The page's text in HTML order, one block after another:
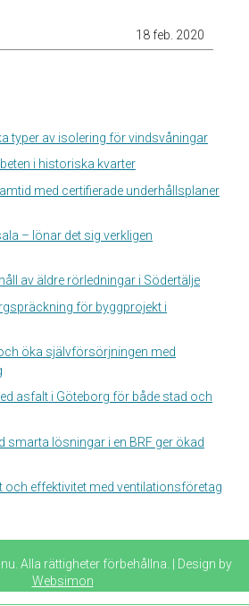
18 feb. 2020
typer av isolering för vindsvåningar
i historiska kvarter
med certifierade underhållsplaner
– lönar det sig verkligen
av äldre rörledningar i Södertälje
för byggprojekt i
öka självförsörjningen med
asfalt i Göteborg för både stad och
smarta lösningar i en BRF ger ökad
och effektivitet med ventilationsföretag
Alla rättigheter förbehållna. | Design by
Websimon